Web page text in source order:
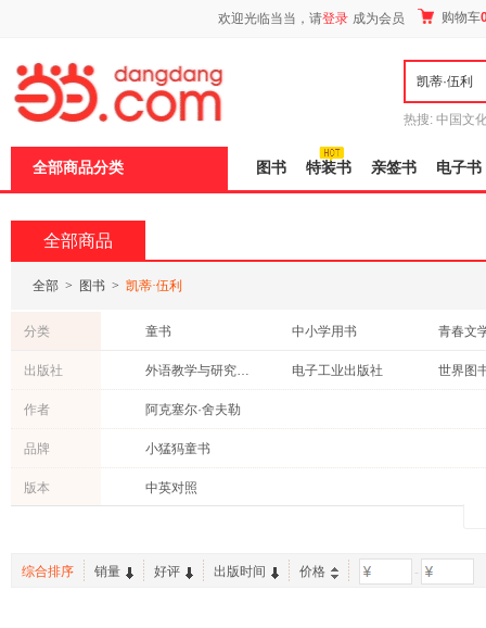
欢迎光临当当，请登录 成为会员 购物车
热搜: 中国文
全部商品分类 图书 特装书 亲签书 电子书
全部商品
全部 > 图书 > 凯蒂·伍利
分类 童书 中小学用书
青春文
港台圖書
文学 文化
出版社 外语教学与研究出版社 电子工业出版社 世界图
作者 阿克塞尔·舍夫勒
品牌 小猛犸童书
版本
中英对照
综合排序 销量 好评 出版时间 价格 -
页
加